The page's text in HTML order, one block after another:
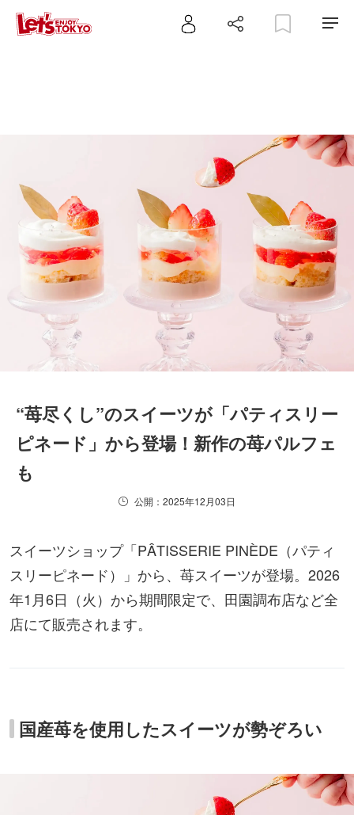
“苺尽くし”のスイーツが「パティスリー
ピネード」から登場！新作の苺パルフェ
も
公開：2025年12月03日
スイーツショップ「PÂTISSERIE PINÈDE（パティ
スリーピネード）」から、苺スイーツが登場。2026
年1月6日（火）から期間限定で、田園調布店など全
店にて販売されます。
国産苺を使用したスイーツが勢ぞろい